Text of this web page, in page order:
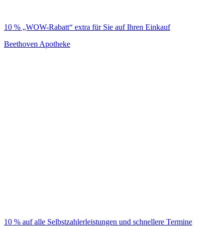
10 % „WOW-Rabatt“ extra für Sie auf Ihren Einkauf
Beethoven Apotheke
10 % auf alle Selbstzahlerleistungen und schnellere Termine